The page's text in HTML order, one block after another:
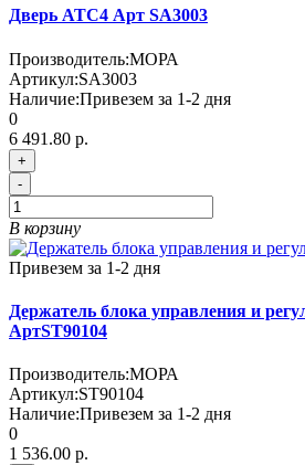
Дверь АТС4 Арт SA3003
Производитель:МОРА
Артикул:SA3003
Наличие:Привезем за 1-2 дня
0
6 491.80 р.
+
-
В корзину
Привезем за 1-2 дня
Держатель блока управления и
АртST90104
Производитель:МОРА
Артикул:ST90104
Наличие:Привезем за 1-2 дня
0
1 536.00 р.